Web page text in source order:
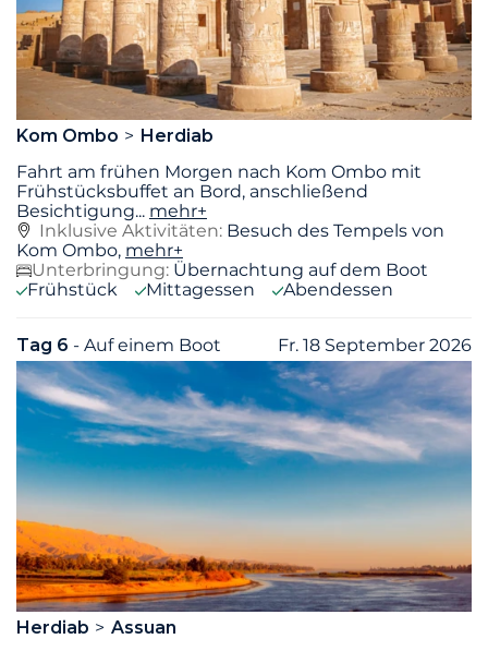
Kom Ombo
Herdiab
Fahrt am frühen Morgen nach Kom Ombo mit
Frühstücksbuffet an Bord, anschließend
Besichtigung... mehr+
Inklusive Aktivitäten: Besuch des Tempels von
Kom Ombo, mehr+
Unterbringung: Übernachtung auf dem Boot
Frühstück
Mittagessen Abendessen
Tag 6 - Auf einem Boot Fr. 18 September 2026
Herdiab
Assuan